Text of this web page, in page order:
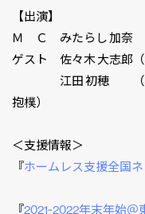
【出演】
Ｍ Ｃ みたらし 加奈
ゲスト 佐々木 大志郎（
江田 初穂 （ホー
抱樸）
＜支援情報＞
『ホームレス支援全国
『2021~2022年末年始